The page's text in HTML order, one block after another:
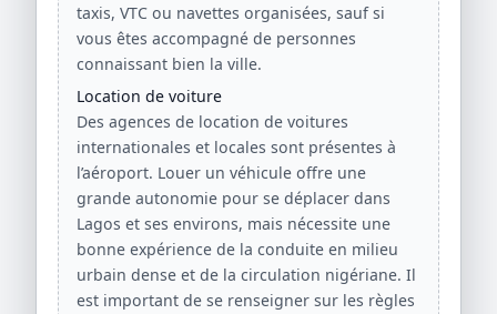
taxis, VTC ou navettes organisées, sauf si
vous êtes accompagné de personnes
connaissant bien la ville.
Location de voiture
Des agences de location de voitures
internationales et locales sont présentes à
l’aéroport. Louer un véhicule offre une
grande autonomie pour se déplacer dans
Lagos et ses environs, mais nécessite une
bonne expérience de la conduite en milieu
urbain dense et de la circulation nigériane. Il
est important de se renseigner sur les règles